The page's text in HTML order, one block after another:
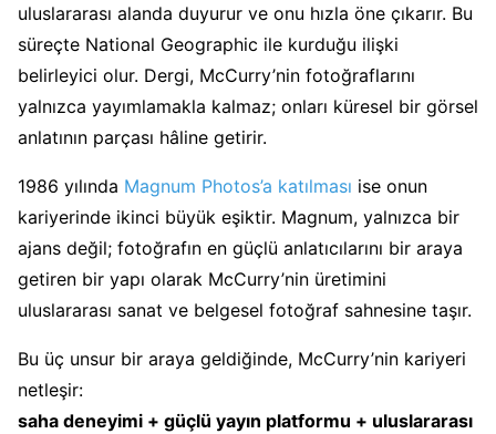
uluslararası alanda duyurur ve onu hızla öne çıkarır. Bu
süreçte National Geographic ile kurduğu ilişki
belirleyici olur. Dergi, McCurry’nin fotoğraflarını
yalnızca yayımlamakla kalmaz; onları küresel bir görsel
anlatının parçası hâline getirir.
1986 yılında Magnum Photos’a katılması ise onun
kariyerinde ikinci büyük eşiktir. Magnum, yalnızca bir
ajans değil; fotoğrafın en güçlü anlatıcılarını bir araya
getiren bir yapı olarak McCurry’nin üretimini
uluslararası sanat ve belgesel fotoğraf sahnesine taşır.
Bu üç unsur bir araya geldiğinde, McCurry’nin kariyeri
netleşir:
saha deneyimi + güçlü yayın platformu + uluslararası